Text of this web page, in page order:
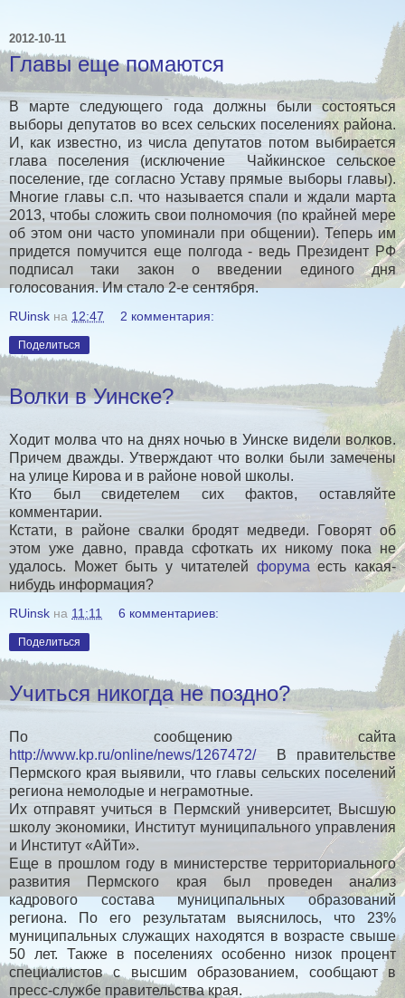
2012-10-11
Главы еще помаются
В марте следующего года должны были состояться
выборы депутатов во всех сельских поселениях района.
И, как известно, из числа депутатов потом выбирается
глава поселения (исключение Чайкинское сельское
поселение, где согласно Уставу прямые выборы главы).
Многие главы с.п. что называется спали и ждали марта
2013, чтобы сложить свои полномочия (по крайней мере
об этом они часто упоминали при общении). Теперь им
придется помучится еще полгода - ведь Президент РФ
подписал таки закон о введении единого дня
голосования. Им стало 2-е сентября.
RUinsk на 12:47 2 комментария:
Поделиться
Волки в Уинске?
Ходит молва что на днях ночью в Уинске видели волков.
Причем дважды. Утверждают что волки были замечены
на улице Кирова и в районе новой школы.
Кто был свидетелем сих фактов, оставляйте
комментарии.
Кстати, в районе свалки бродят медведи. Говорят об
этом уже давно, правда сфоткать их никому пока не
удалось. Может быть у читателей форума есть какая-
нибудь информация?
RUinsk на 11:11 6 комментариев:
Поделиться
Учиться никогда не поздно?
По сообщению сайта
http://www.kp.ru/online/news/1267472/В правительстве
Пермского края выявили, что главы сельских поселений
региона немолодые и неграмотные.
Их отправят учиться в Пермский университет, Высшую
школу экономики, Институт муниципального управления
и Институт «АйТи».
Еще в прошлом году в министерстве территориального
развития Пермского края был проведен анализ
кадрового состава муниципальных образований
региона. По его результатам выяснилось, что 23%
муниципальных служащих находятся в возрасте свыше
50 лет. Также в поселениях особенно низок процент
специалистов с высшим образованием, сообщают в
пресс-службе правительства края.